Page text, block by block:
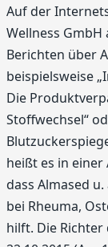
Auf der
Wellness
Berichten über
beispielsweise
Die
Stoffwechsel“
heißt es in
dass Almased
bei Rheuma,
hilft. Die Richter